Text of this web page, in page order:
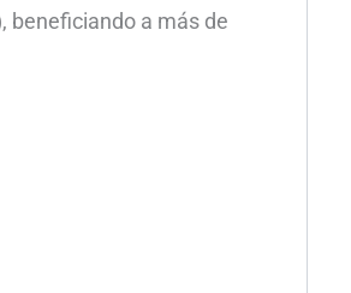
beneficiando a más de